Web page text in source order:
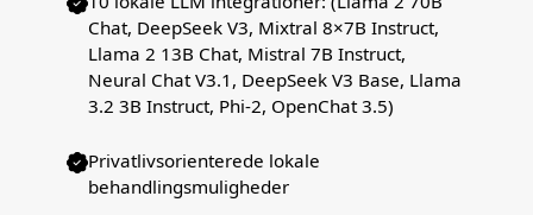
Chat, DeepSeek V3, Mixtral 8×7B Instruct,
Llama 2 13B Chat, Mistral 7B Instruct,
Neural Chat V3.1, DeepSeek V3 Base, Llama
3.2 3B Instruct, Phi-2, OpenChat 3.5)
Privatlivsorienterede lokale
behandlingsmuligheder